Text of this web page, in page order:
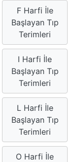
F Harfi İle
Başlayan Tıp
Terimleri
I Harfi İle
Başlayan Tıp
Terimleri
L Harfi İle
Başlayan Tıp
Terimleri
O Harfi İle